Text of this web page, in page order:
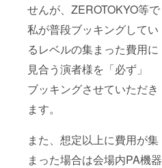
せんが、ZEROTOKYO等で
私が普段ブッキングしてい
るレベルの集まった費用に
見合う演者様を「必ず」
ブッキングさせていただき
ます。
また、想定以上に費用が集
まった場合は会場内PA機器